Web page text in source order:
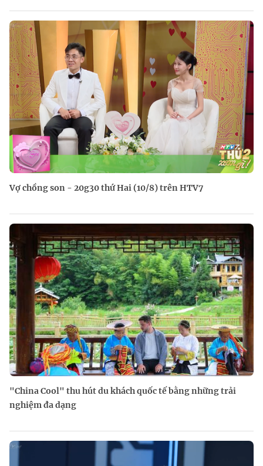
Vợ chồng son - 20g30 thứ Hai (10/8) trên HTV7
"China Cool" thu hút du khách quốc tế bằng những trải
nghiệm đa dạng